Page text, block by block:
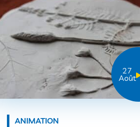
27
Août
ANIMATION